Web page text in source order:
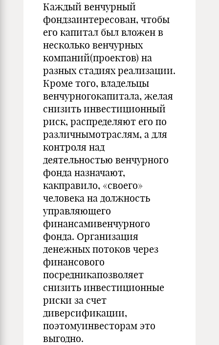
Каждый венчурный
фондзаинтересован, чтобы
его капитал был вложен в
несколько венчурных
компаний(проектов) на
разных стадиях реализации.
Кроме того, владельцы
венчурногокапитала, желая
снизить инвестиционный
риск, распределяют его по
различнымотраслям, а для
контроля над
деятельностью венчурного
фонда назначают,
какправило, «своего»
человека на должность
управляющего
финансамивенчурного
фонда. Организация
денежных потоков через
финансового
посредникапозволяет
снизить инвестиционные
риски за счет
диверсификации,
поэтомуинвесторам это
выгодно.